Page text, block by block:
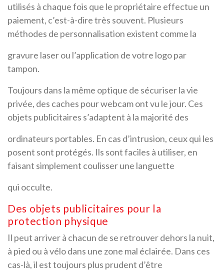
utilisés à chaque fois que le propriétaire effectue un
paiement, c’est-à-dire très souvent. Plusieurs
méthodes de personnalisation existent comme la
gravure laser ou l’application de votre logo par
tampon.
Toujours dans la même optique de sécuriser la vie
privée, des caches pour webcam ont vu le jour. Ces
objets publicitaires s’adaptent à la majorité des
ordinateurs portables. En cas d’intrusion, ceux qui les
posent sont protégés. Ils sont faciles à utiliser, en
faisant simplement coulisser une languette
qui occulte.
Des objets publicitaires pour la
protection physique
Il peut arriver à chacun de se retrouver dehors la nuit,
à pied ou à vélo dans une zone mal éclairée. Dans ces
cas-là, il est toujours plus prudent d’être